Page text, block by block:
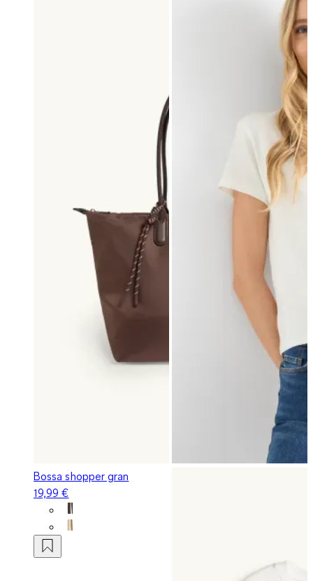
Bossa shopper gran
19,99 €